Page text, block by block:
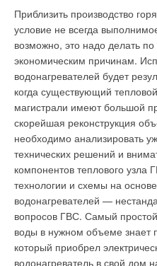
Приблизить производство
условие не всегда
возможно, это надо делать
экономическим причинам.
водонагревателей будет
когда существующий
магистрали имеют большой
скорейшая реконструкция
необходимо анализировать
технических решений и
компонентов теплового
технологии и схемы на
водонагревателей —
вопросов ГВС. Самый
воды в нужном объеме знает
который приобрел
водонагреватель в свой дом
в настоящее время
страной в этом смысле
славились своим умением
организацией систем
подтолкнуть их
«Закон об
нескольких лет постоянно
ужесточающие нормы.
В общем смысле данный
санкций запрещает тратить
предписанных объемов
электроэнергии с обычных
энергоносителей. Вместо
переоснастить котельные
(к которой относятся и
переходить на биотопливо,
Такая ситуация приводит к
поставщиком и потребителем
квитанции», которая
в год и компенсирует
по поставке в дом
воды. К причинам
публикаций относят
несанкционированный слив во
пределами квартир;
квартировладельцами, не
Достоверность показаний
воспринимается как аксиома.
предназначен для решения
объема воды, потребленной
ее расходе в паспортном
диапазон установлен